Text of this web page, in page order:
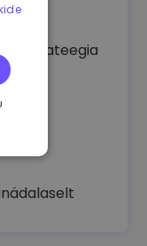
strateegia